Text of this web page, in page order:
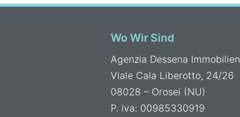
Wo Wir Sind
Agenzia Dessena Immobilien
Viale Cala Liberotto, 24/26
08028 – Orosei (NU)
P. iva: 00985330919